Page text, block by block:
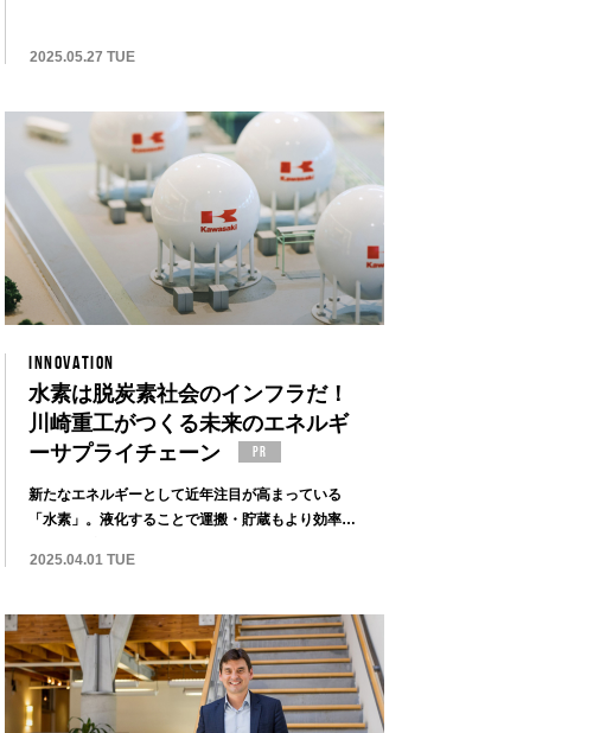
2025.05.27 TUE
INNOVATION
水素は脱炭素社会のインフラだ！
川崎重工がつくる未来のエネルギ
ーサプライチェーン
新たなエネルギーとして近年注目が高まっている
「水素」。液化することで運搬・貯蔵もより効率的
2025.04.01 TUE